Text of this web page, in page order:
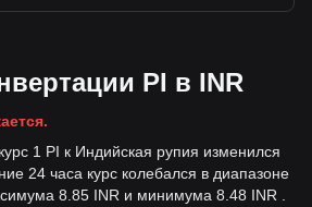
PI в INR
1 PI к Индийская рупия изменился
24 часа курс колебался в диапазоне
8.85 INR и минимума 8.48 INR .